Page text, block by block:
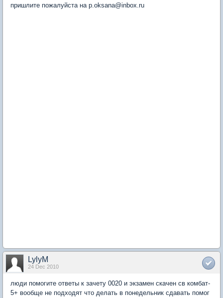
пришлите пожалуйста на p.oksana@inbox.ru
LylyM
24 Dec 2010
люди помогите ответы к зачету 0020 и экзамен скачен св комбат-
5+ вообще не подходят что делать в понедельник сдавать помог